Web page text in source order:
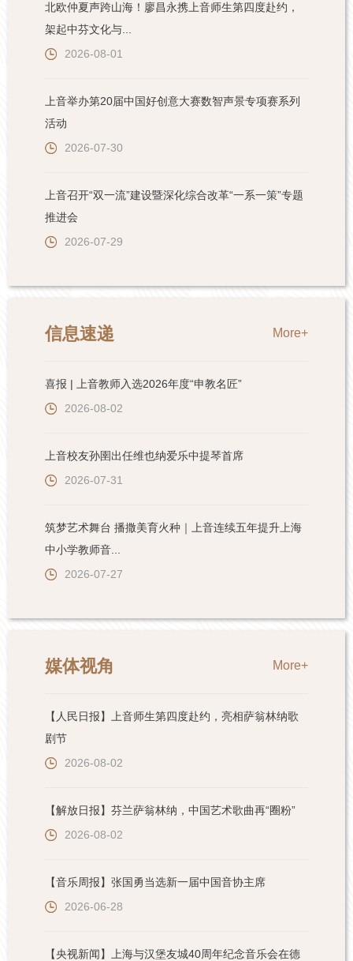
北欧仲夏声跨山海！廖昌永携上音师生第四度赴约，
架起中芬文化与...
2026-08-01
上音举办第20届中国好创意大赛数智声景专项赛系列
活动
2026-07-30
上音召开“双一流”建设暨深化综合改革“一系一策”专题
推进会
2026-07-29
信息速递 More+
喜报 | 上音教师入选2026年度“申教名匠”
2026-08-02
上音校友孙圉出任维也纳爱乐中提琴首席
2026-07-31
筑梦艺术舞台 播撒美育火种｜上音连续五年提升上海
中小学教师音...
2026-07-27
媒体视角 More+
【人民日报】上音师生第四度赴约，亮相萨翁林纳歌
剧节
2026-08-02
【解放日报】芬兰萨翁林纳，中国艺术歌曲再“圈粉”
2026-08-02
【音乐周报】张国勇当选新一届中国音协主席
2026-06-28
【央视新闻】上海与汉堡友城40周年纪念音乐会在德